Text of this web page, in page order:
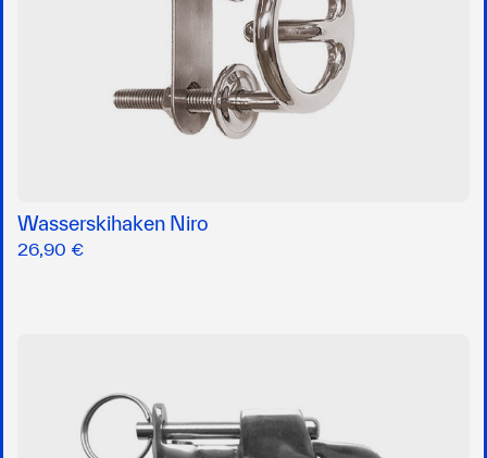
Wasserskihaken Niro
26,90 €